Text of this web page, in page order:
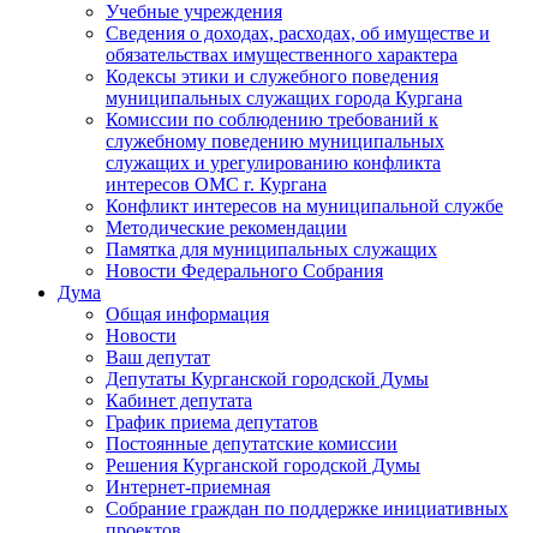
Учебные учреждения
Сведения о доходах, расходах, об имуществе и
обязательствах имущественного характера
Кодексы этики и служебного поведения
муниципальных служащих города Кургана
Комиссии по соблюдению требований к
служебному поведению муниципальных
служащих и урегулированию конфликта
интересов ОМС г. Кургана
Конфликт интересов на муниципальной службе
Методические рекомендации
Памятка для муниципальных служащих
Новости Федерального Cобрания
Дума
Общая информация
Новости
Ваш депутат
Депутаты Курганской городской Думы
Кабинет депутата
График приема депутатов
Постоянные депутатские комиссии
Решения Курганской городской Думы
Интернет-приемная
Собрание граждан по поддержке инициативных